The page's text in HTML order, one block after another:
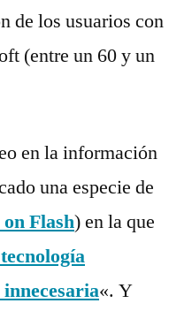
de los usuarios con
(entre un 60 y un
en la información
una especie de
Flash) en la que
«. Y